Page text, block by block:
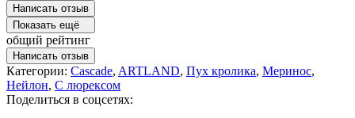
Написать отзыв
Показать ещё
общий рейтинг
Написать отзыв
Категории: Cascade, ARTLAND, Пух кролика, Меринос,
Нейлон, С люрексом
Поделиться в соцсетях: